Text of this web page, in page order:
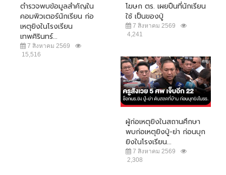
ตำรวจพบข้อมูลสำคัญใน
คอมพิวเตอร์นักเรียน ก่อ
เหตุยิงในโรงเรียน
เทพศิรินทร์...
7 สิงหาคม 2569
15,516
โฆษก ตร. เผยปืนที่นักเรียน
ใช้ เป็นของปู่
7 สิงหาคม 2569
4,241
ผู้ก่อเหตุยิงในสถานศึกษา
พบก่อเหตุยิงปู่-ย่า ก่อนบุก
ยิงในโรงเรียน...
7 สิงหาคม 2569
2,308